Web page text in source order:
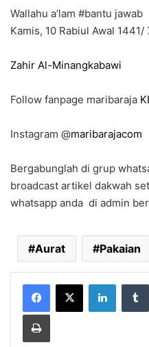
Wallahu a’lam #bantu jawab
Kamis, 10 Rabiul Awal 1441/
Zahir Al-Minangkabawi
Follow fanpage maribaraja
Instagram @maribarajacom
Bergabunglah di grup
broadcast artikel dakwah
whatsapp anda di admin
Aurat Pakaian